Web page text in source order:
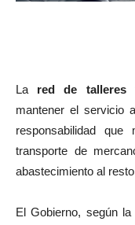
La red de talleres
mantener el servicio
responsabilidad que
transporte de
abastecimiento al
El Gobierno, según la